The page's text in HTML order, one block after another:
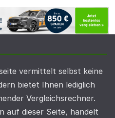
vermittelt selbst keine
bietet Ihnen lediglich
Vergleichsrechner.
auf dieser Seite, handelt